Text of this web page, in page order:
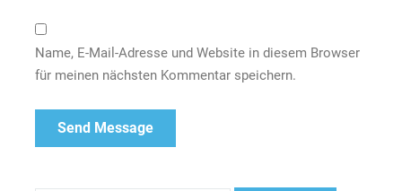
Name, E-Mail-Adresse und Website in diesem Browser
für meinen nächsten Kommentar speichern.